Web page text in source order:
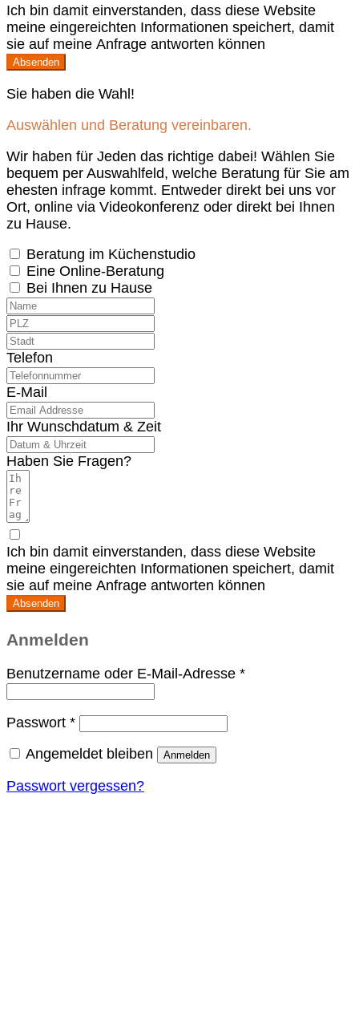
Ich bin damit einverstanden, dass diese Website
meine eingereichten Informationen speichert, damit
sie auf meine Anfrage antworten können
Absenden
Sie haben die Wahl!
Auswählen und Beratung vereinbaren.
Wir haben für Jeden das richtige dabei! Wählen Sie
bequem per Auswahlfeld, welche Beratung für Sie am
ehesten infrage kommt. Entweder direkt bei uns vor
Ort, online via Videokonferenz oder direkt bei Ihnen
zu Hause.
Beratung im Küchenstudio
Eine Online-Beratung
Bei Ihnen zu Hause
Telefon
E-Mail
Ihr Wunschdatum & Zeit
Haben Sie Fragen?
Ich bin damit einverstanden, dass diese Website
meine eingereichten Informationen speichert, damit
sie auf meine Anfrage antworten können
Absenden
Anmelden
Benutzername oder E-Mail-Adresse *Erforderlich
Passwort *Erforderlich
Angemeldet bleiben Anmelden
Passwort vergessen?